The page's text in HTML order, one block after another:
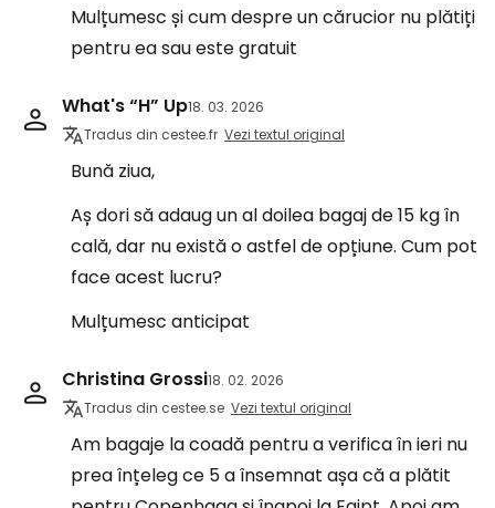
Mulțumesc și cum despre un cărucior nu plătiți
pentru ea sau este gratuit
What's “H” Up18. 03. 2026
Tradus din cestee.fr Vezi textul original
Bună ziua,
Aș dori să adaug un al doilea bagaj de 15 kg în
cală, dar nu există o astfel de opțiune. Cum pot
face acest lucru?
Mulțumesc anticipat
Christina Grossi18. 02. 2026
Tradus din cestee.se Vezi textul original
Am bagaje la coadă pentru a verifica în ieri nu
prea înțeleg ce 5 a însemnat așa că a plătit